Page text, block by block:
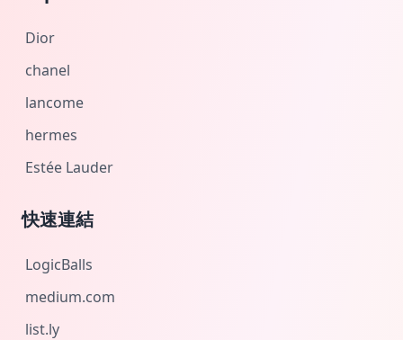
Dior
chanel
lancome
hermes
Estée Lauder
快速連結
LogicBalls
medium.com
list.ly